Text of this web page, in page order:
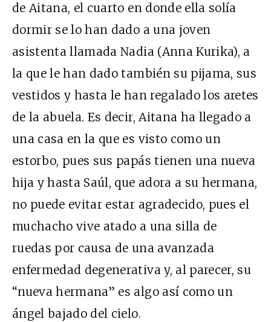
de Aitana, el cuarto en donde ella solía
dormir se lo han dado a una joven
asistenta llamada Nadia (Anna Kurika), a
la que le han dado también su pijama, sus
vestidos y hasta le han regalado los aretes
de la abuela. Es decir, Aitana ha llegado a
una casa en la que es visto como un
estorbo, pues sus papás tienen una nueva
hija y hasta Saúl, que adora a su hermana,
no puede evitar estar agradecido, pues el
muchacho vive atado a una silla de
ruedas por causa de una avanzada
enfermedad degenerativa y, al parecer, su
“nueva hermana” es algo así como un
ángel bajado del cielo.